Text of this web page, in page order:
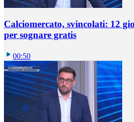
Calciomercato, svincolati: 12
per sognare gratis
00:50